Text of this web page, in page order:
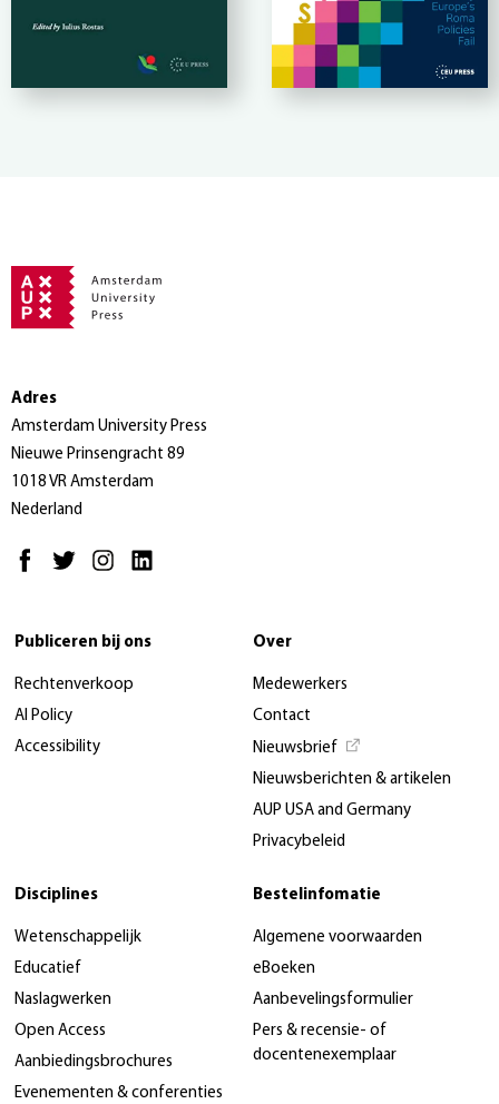
Adres
Amsterdam University Press
Nieuwe Prinsengracht 89
1018 VR Amsterdam
Nederland
Publiceren bij ons
Rechtenverkoop
AI Policy
Accessibility
Over
Medewerkers
Contact
Nieuwsbrief
Nieuwsberichten & artikelen
AUP USA and Germany
Privacybeleid
Disciplines
Wetenschappelijk
Educatief
Naslagwerken
Open Access
Aanbiedingsbrochures
Evenementen & conferenties
Bestelinfomatie
Algemene voorwaarden
eBoeken
Aanbevelingsformulier
Pers & recensie- of
docentenexemplaar